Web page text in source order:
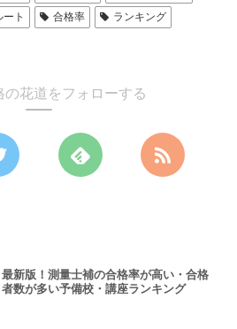
ート 合格率
ランキング
の花道をフォローする
最新版！測量士補の合格率が高い・合格
者数が多い予備校・講座ランキング